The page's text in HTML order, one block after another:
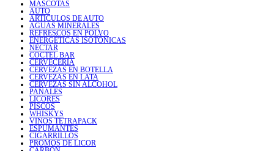
MASCOTAS
AUTO
ARTICULOS DE AUTO
AGUAS MINERALES
REFRESCOS EN POLVO
ENERGÉTICAS ISOTÓNICAS
NÉCTAR
COCTEL BAR
CERVECERÍA
CERVEZAS EN BOTELLA
CERVEZAS EN LATA
CERVEZAS SIN ALCOHOL
PAÑALES
LICORES
PISCOS
WHISKYS
VINOS TETRAPACK
ESPUMANTES
CIGARRILLOS
PROMOS DE LICOR